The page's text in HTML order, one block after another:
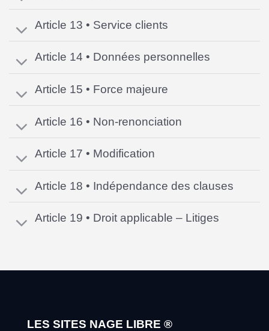
Article 13 • Service clients
Article 14 • Données personnelles
Article 15 • Force majeure
Article 16 • Non-renonciation
Article 17 • Modification
Article 18 • Indépendance des clauses
Article 19 • Droit applicable – Litiges
LES SITES NAGE LIBRE ®